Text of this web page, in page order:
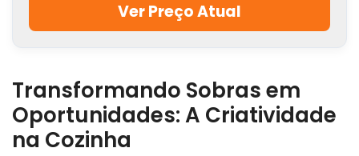
Ver Preço Atual
Transformando Sobras em
Oportunidades: A Criatividade
na Cozinha